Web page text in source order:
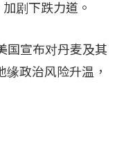
剧下跌力道。
国宣布对丹麦及其
政治风险升温，